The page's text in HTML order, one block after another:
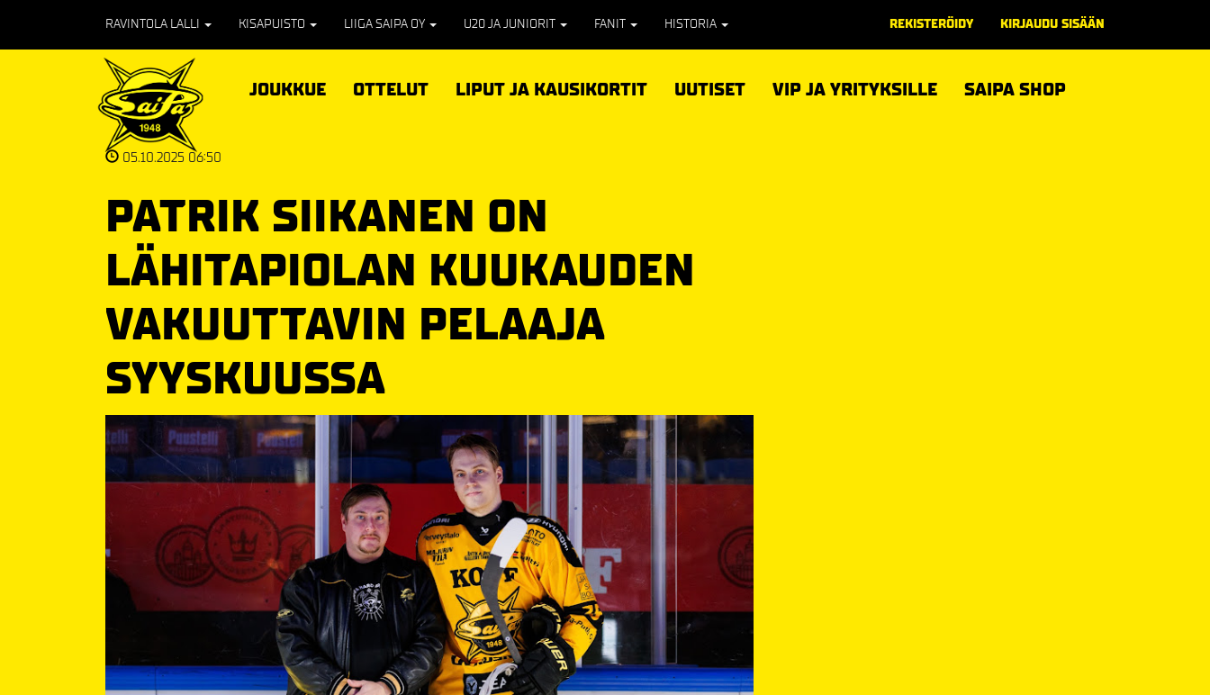
RAVINTOLA LALLI KISAPUISTO LIIGA SAIPA OY U20 JA JUNIORIT FANIT HISTORIA REKISTERÖIDY KIRJAUDU SISÄÄN
JOUKKUE OTTELUT LIPUT JA KAUSIKORTIT UUTISET VIP JA YRITYKSILLE SAIPA SHOP
05.10.2025 06:50
PATRIK SIIKANEN ON
LÄHITAPIOLAN KUUKAUDEN
VAKUUTTAVIN PELAAJA
SYYSKUUSSA